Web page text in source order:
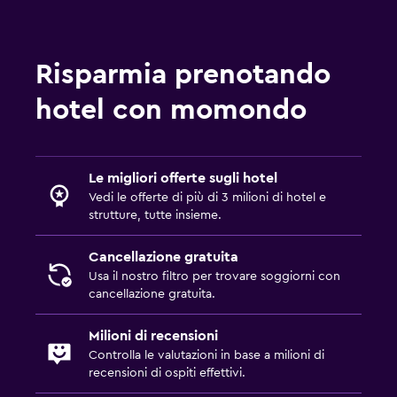
Calici da vino
Bollitore elettrico
Angolo cottura
Piano cottura
Bollitore per tè/caffè
Frigorifero
Area pranzo
Ristoranti
Risparmia prenotando
hotel con momondo
Le migliori offerte sugli hotel
Vedi le offerte di più di 3 milioni di hotel e
strutture, tutte insieme.
Cancellazione gratuita
Usa il nostro filtro per trovare soggiorni con
cancellazione gratuita.
Milioni di recensioni
Controlla le valutazioni in base a milioni di
recensioni di ospiti effettivi.